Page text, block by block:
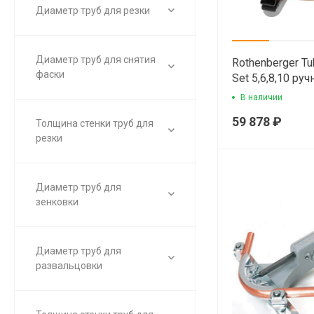
Диаметр труб для резки
Диаметр труб для снятия
фаски
Толщина стенки труб для
резки
Диаметр труб для
зенковки
Диаметр труб для
развальцовки
Rothenberger
Set 5,6,8,10
арбалетный
В наличии
59 878 ₽